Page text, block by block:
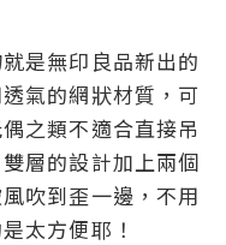
是無印良品新出的
氣的網狀材質，可
之類不適合直接吊
層的設計加上兩個
吹到歪一邊，不用
太方便耶！